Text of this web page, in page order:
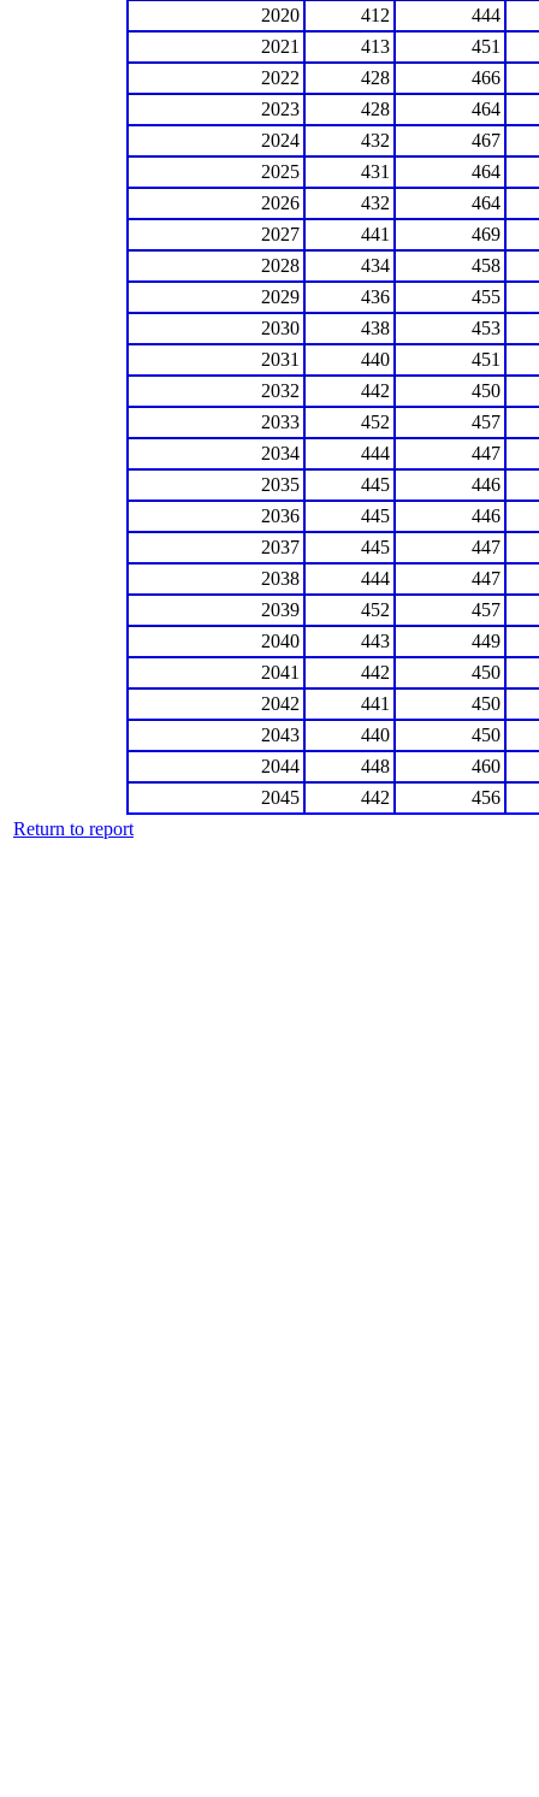
2020 412
444
2021
413
451
2022
428
466
2023
428
464
2024
432
467
2025
431
464
2026
432
464
2027
441
469
2028
434
458
2029
436
455
2030
438
453
2031
440
451
2032
442
450
2033
452
457
2034
444
447
2035
445
446
2036
445
446
2037
445
447
2038
444
447
2039
452
457
2040
443
449
2041
442
450
2042
441
450
2043
440
450
2044
448
460
2045
442
456
Return to report